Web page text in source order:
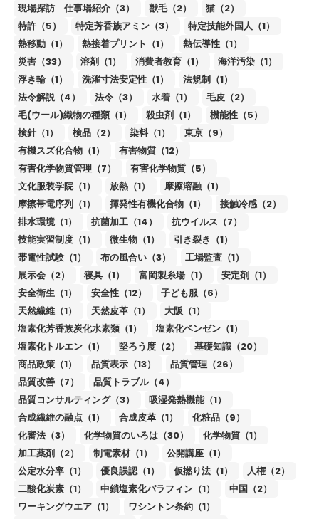
現場探訪 仕事場紹介（3）
獣毛（2）
猫（2）
特許（5）
特定芳香族アミン（3）
特定技能外国人（1）
熱移動（1）
熱接着プリント（1）
熱伝導性（1）
災害（33）
溶剤（1） 消費者教育（1）
海洋汚染（1）
浮き輪（1）
洗濯寸法安定性（1）
法規制（1）
法令解説（4）
法令（3） 水着（1）
毛皮（2）
毛(ウール)織物の種類（1）
殺虫剤（1）
機能性（5）
検針（1）
検品（2） 染料（1）
東京（9）
有機スズ化合物（1）
有害物質（12）
有害化学物質管理（7）
有害化学物質（5）
文化服装学院（1）
放熱（1）
摩擦溶融（1）
摩擦帯電序列（1）
揮発性有機化合物（1）
接触冷感（2）
排水環境（1）
抗菌加工（14）
抗ウイルス（7）
技能実習制度（1）
微生物（1）
引き裂き（1）
帯電性試験（1）
布の風合い（3）
工場監査（1）
展示会（2）
寝具（1） 富岡製糸場（1）
安定剤（1）
安全衛生（1）
安全性（12）
子ども服（6）
天然繊維（1）
天然皮革（1）
大阪（1）
塩素化芳香族炭化水素類（1）
塩素化ベンゼン（1）
塩素化トルエン（1）
堅ろう度（2）
基礎知識（20）
商品政策（1）
品質表示（13）
品質管理（26）
品質改善（7）
品質トラブル（4）
品質コンサルティング（3）
吸湿発熱機能（1）
合成繊維の融点（1）
合成皮革（1）
化粧品（9）
化審法（3）
化学物質のいろは（30）
化学物質（1）
加工薬剤（2）
制電素材（1）
公開講座（1）
公定水分率（1）
優良誤認（1） 仮撚り法（1）
人権（2）
二酸化炭素（1）
中鎖塩素化パラフィン（1）
中国（2）
ワーキングウエア（1）
ワシントン条約（1）